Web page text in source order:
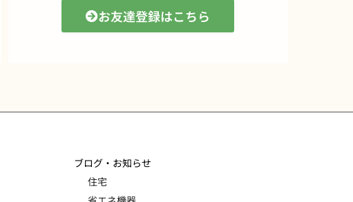
お友達登録はこちら
ブログ・お知らせ
住宅